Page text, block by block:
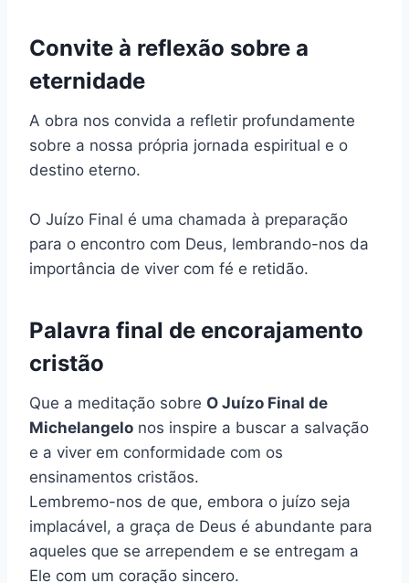
Convite à reflexão sobre a
eternidade
A obra nos convida a refletir profundamente
sobre a nossa própria jornada espiritual e o
destino eterno.
O Juízo Final é uma chamada à preparação
para o encontro com Deus, lembrando-nos da
importância de viver com fé e retidão.
Palavra final de encorajamento
cristão
Que a meditação sobre O Juízo Final de
Michelangelo nos inspire a buscar a salvação
e a viver em conformidade com os
ensinamentos cristãos.
Lembremo-nos de que, embora o juízo seja
implacável, a graça de Deus é abundante para
aqueles que se arrependem e se entregam a
Ele com um coração sincero.